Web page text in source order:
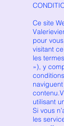
Ce site
pour
visitant
les
»), y
utilisant
Si vous
les